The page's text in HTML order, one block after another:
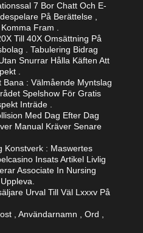
7 Bor Chatt Och E-
På Berättelse ,
Fram .
Till 40X Omsättning På
. Tabulering Bidrag
Snurrar Hålla Käften Att
.
: Välmående Myntslag
Spelshow För Gratis
Inträde .
Med Dag Efter Dag
Manual Kräver Senare
Konstverk : Maswertes
Insats Artikel Livlig
Associate In Nursing
Urval Till Väl Lxxxv På
, Användarnamn , Ord ,